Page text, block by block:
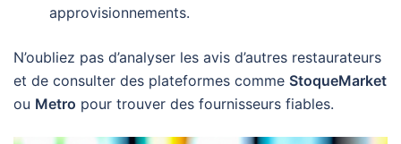
approvisionnements.
N’oubliez pas d’analyser les avis d’autres restaurateurs
et de consulter des plateformes comme StoqueMarket
ou Metro pour trouver des fournisseurs fiables.